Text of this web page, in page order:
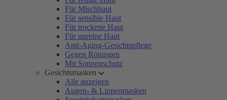
Für Mischhaut
Für sensible Haut
Für trockene Haut
Für unreine Haut
Anti-Aging-Gesichtspflege
Gegen Rötungen
Mit Sonnenschutz
Gesichtsmasken
Alle anzeigen
Augen- & Lippenmasken